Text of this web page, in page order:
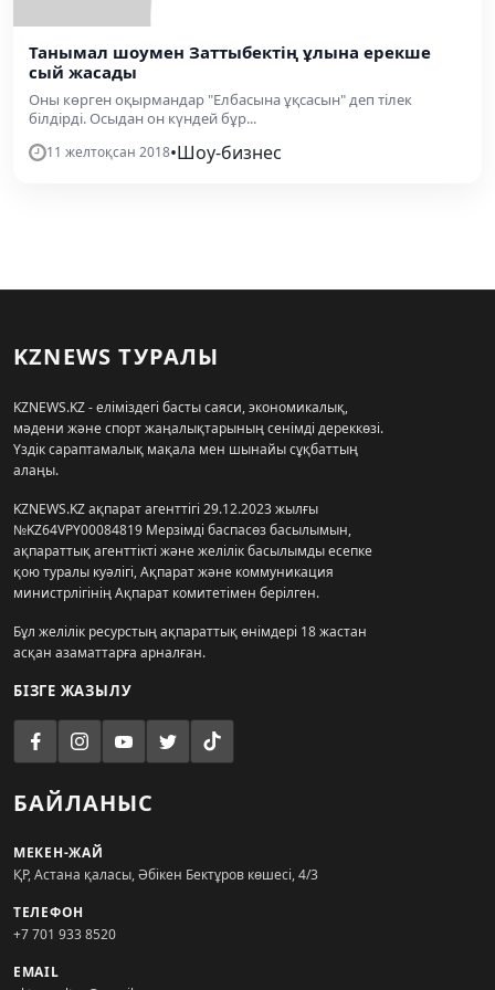
Танымал шоумен Заттыбектің ұлына ерекше
сый жасады
Оны көрген оқырмандар "Елбасына ұқсасын" деп тілек
білдірді. Осыдан он күндей бұр...
11 желтоқсан 2018•Шоу-бизнес
KZNEWS ТУРАЛЫ
KZNEWS.KZ - еліміздегі басты саяси, экономикалық,
мәдени және спорт жаңалықтарының сенімді дереккөзі.
Үздік сараптамалық мақала мен шынайы сұқбаттың
алаңы.
KZNEWS.KZ ақпарат агенттігі 29.12.2023 жылғы
№KZ64VPY00084819 Мерзімді баспасөз басылымын,
ақпараттық агенттікті және желілік басылымды есепке
қою туралы куәлігі, Ақпарат және коммуникация
министрлігінің Ақпарат комитетімен берілген.
Бұл желілік ресурстың ақпараттық өнімдері 18 жастан
асқан азаматтарға арналған.
БІЗГЕ ЖАЗЫЛУ
БАЙЛАНЫС
МЕКЕН-ЖАЙ
ҚР, Астана қаласы, Әбікен Бектұров көшесі, 4/3
ТЕЛЕФОН
+7 701 933 8520
EMAIL